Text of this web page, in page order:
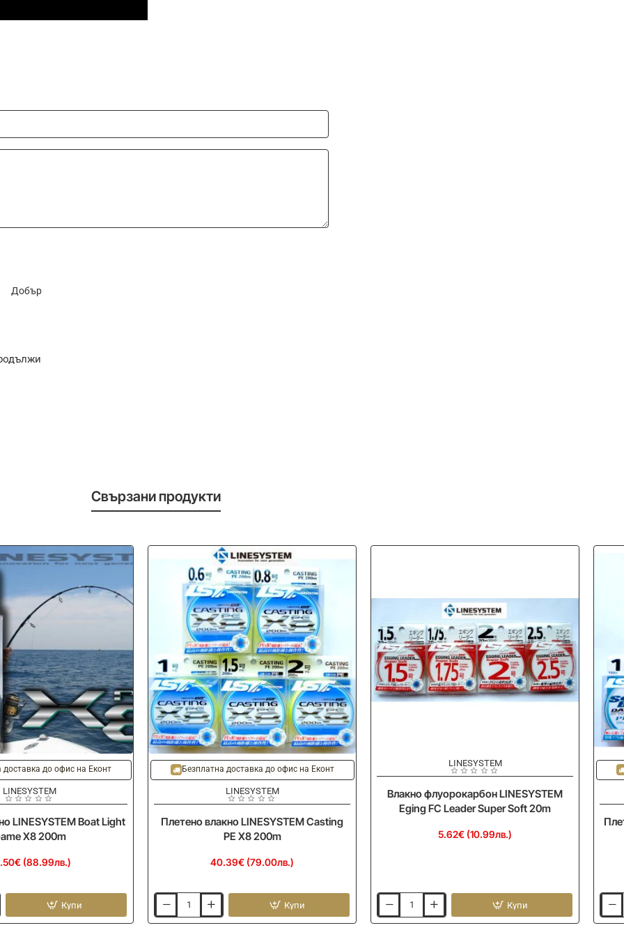
Добър
Свързани продукти
доставка до офис на Еконт
LINESYSTEM
LINESYSTEM Boat Light
X8 200m
(88.99лв.)
Купи
Безплатна доставка до офис на Еконт
LINESYSTEM
Плетено влакно LINESYSTEM Casting
PE X8 200m
40.39€ (79.00лв.)
Плетено
влакно
Купи
LINESYSTEM
Влакно флуорокарбон LINESYSTEM
Eging FC Leader Super Soft 20m
5.62€ (10.99лв.)
флуорокарбон
Купи